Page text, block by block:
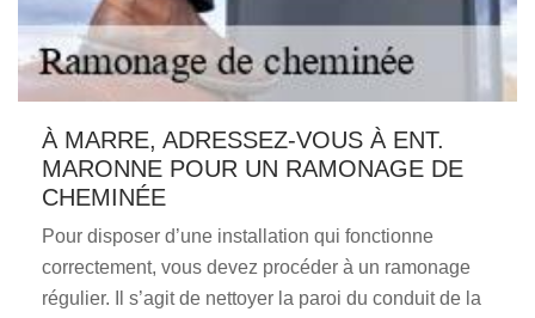
À MARRE, ADRESSEZ-VOUS À ENT.
MARONNE POUR UN RAMONAGE DE
CHEMINÉE
Pour disposer d’une installation qui fonctionne
correctement, vous devez procéder à un ramonage
régulier. Il s’agit de nettoyer la paroi du conduit de la